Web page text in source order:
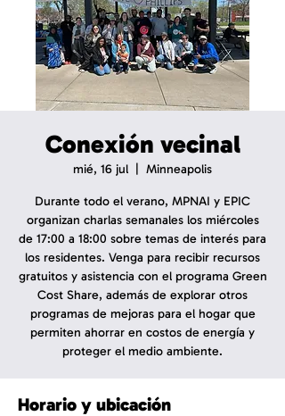
Conexión vecinal
mié, 16 jul Minneapolis
Durante todo el verano, MPNAI y EPIC
organizan charlas semanales los miércoles
de 17:00 a 18:00 sobre temas de interés para
los residentes. Venga para recibir recursos
gratuitos y asistencia con el programa Green
Cost Share, además de explorar otros
programas de mejoras para el hogar que
permiten ahorrar en costos de energía y
proteger el medio ambiente.
Horario y ubicación